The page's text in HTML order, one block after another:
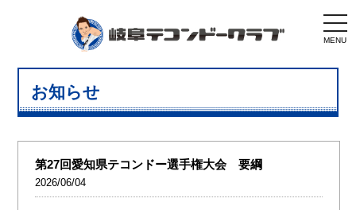
MENU
お知らせ
第27回愛知県テコンドー選手権大会 要綱
2026/06/04